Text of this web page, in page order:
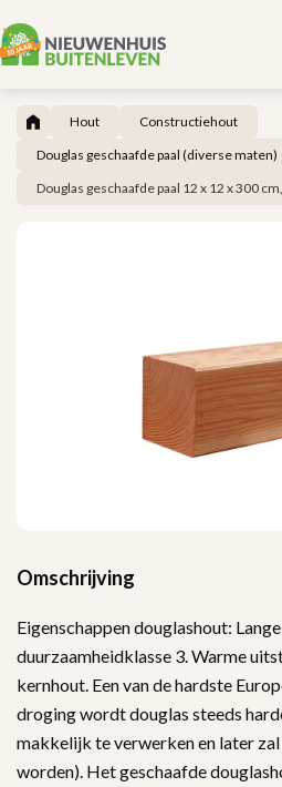
Hout
Constructiehout
Douglas geschaafde paal (diverse maten)
Douglas geschaafde paal 12 x 12 x 300
Omschrijving
Eigenschappen douglashout:
duurzaamheidklasse 3. Warme
kernhout. Een van de hardste
droging wordt douglas steeds
makkelijk te verwerken en later
worden). Het geschaafde